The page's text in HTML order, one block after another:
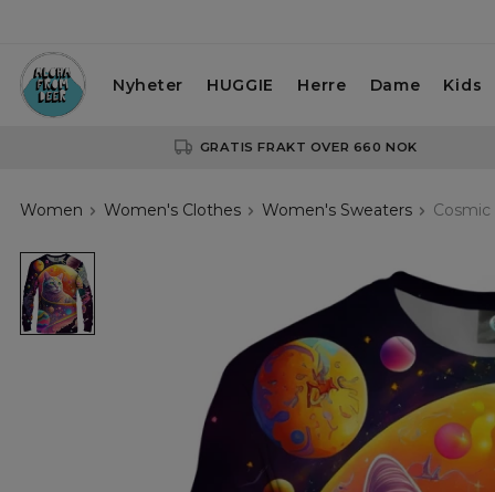
Nyheter HUGGIE Herre Dame Kids
GRATIS FRAKT OVER 660 NOK
Women Women's Clothes Women's Sweaters
Cosmic
Cat
womens
sweatshirt